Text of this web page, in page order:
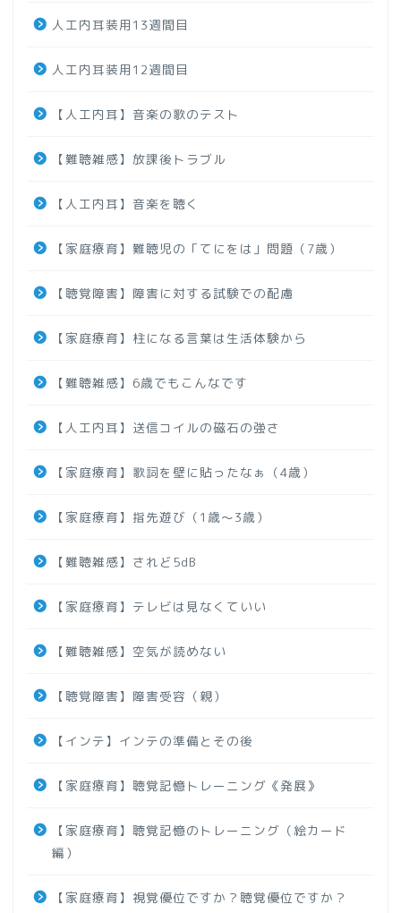
人工内耳装用13週間目
人工内耳装用12週間目
【人工内耳】音楽の歌のテスト
【難聴雑感】放課後トラブル
【人工内耳】音楽を聴く
【家庭療育】難聴児の「てにをは」問題（7歳）
【聴覚障害】障害に対する試験での配慮
【家庭療育】柱になる言葉は生活体験から
【難聴雑感】6歳でもこんなです
【人工内耳】送信コイルの磁石の強さ
【家庭療育】歌詞を壁に貼ったなぁ（4歳）
【家庭療育】指先遊び（1歳～3歳）
【難聴雑感】されど5dB
【家庭療育】テレビは見なくていい
【難聴雑感】空気が読めない
【聴覚障害】障害受容（親）
【インテ】インテの準備とその後
【家庭療育】聴覚記憶トレーニング《発展》
【家庭療育】聴覚記憶のトレーニング（絵カード
編）
【家庭療育】視覚優位ですか？聴覚優位ですか？